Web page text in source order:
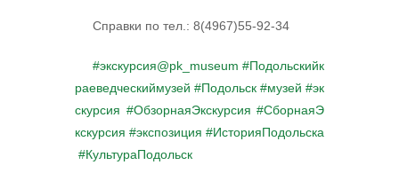
Справки по тел.: 8(4967)55-92-34
#экскурсия@pk_museum #Подольскийк
раеведческиймузей #Подольск #музей #эк
скурсия #ОбзорнаяЭкскурсия #СборнаяЭ
кскурсия #экспозиция #ИсторияПодольска
#КультураПодольск